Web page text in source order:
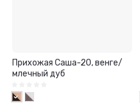
Прихожая Саша-20, венге/
млечный дуб